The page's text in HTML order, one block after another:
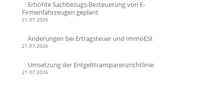
Erhöhte Sachbezugs-Besteuerung von E-
Firmenfahrzeugen geplant
21.07.2026
Änderungen bei Ertragsteuer und ImmoESt
21.07.2026
Umsetzung der Entgelttransparenzrichtlinie
21.07.2026